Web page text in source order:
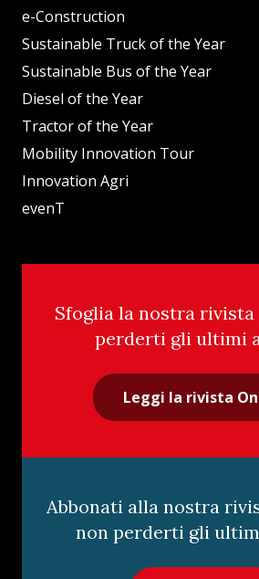
e-Construction
Sustainable Truck of the Year
Sustainable Bus of the Year
Diesel of the Year
Tractor of the Year
Mobility Innovation Tour
Innovation Agri
evenT
Sfoglia la nostra rivista
perderti gli ultimi
Leggi la rivista
Abbonati alla nostra
non perderti gli